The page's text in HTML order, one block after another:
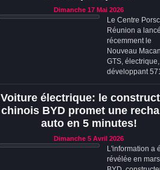
Dimanche 17 Mai 2026
Le Centre
Réunion a lancé
récemment le
Nouveau Macan
GTS, électrique,
développant
Voiture électrique: le
chinois BYD promet une
auto en 5 minutes!
Dimanche 5 Avril 2026
L'information a
révélée en